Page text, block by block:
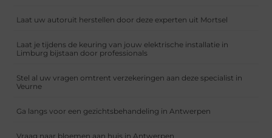
Laat uw autoruit herstellen door deze experten uit Mortsel
Laat je tijdens de keuring van jouw elektrische installatie in
Limburg bijstaan door professionals
Stel al uw vragen omtrent verzekeringen aan deze specialist in
Veurne
Ga langs voor een gezichtsbehandeling in Antwerpen
Vraag naar bloemen aan huis in Antwerpen